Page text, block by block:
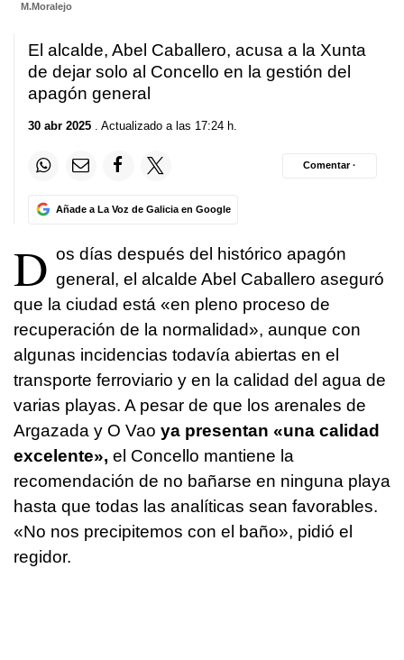
M.Moralejo
El alcalde, Abel Caballero, acusa a la Xunta
de dejar solo al Concello en la gestión del
apagón general
30 abr 2025 . Actualizado a las 17:24 h.
Añade a La Voz de Galicia en Google
Comentar ·
D os días después del histórico apagón
general, el alcalde Abel Caballero aseguró
que la ciudad está «en pleno proceso de
recuperación de la normalidad», aunque con
algunas incidencias todavía abiertas en el
transporte ferroviario y en la calidad del agua de
varias playas. A pesar de que los arenales de
Argazada y O Vao ya presentan «una calidad
excelente», el Concello mantiene la
recomendación de no bañarse en ninguna playa
hasta que todas las analíticas sean favorables.
«No nos precipitemos con el baño», pidió el
regidor.